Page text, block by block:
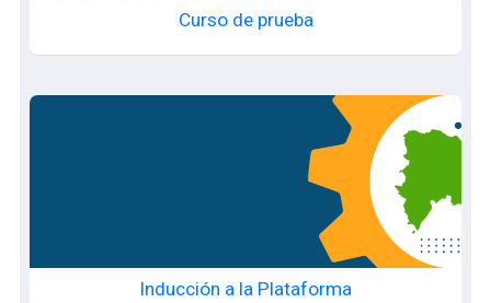
Curso de prueba
Inducción a la Plataforma